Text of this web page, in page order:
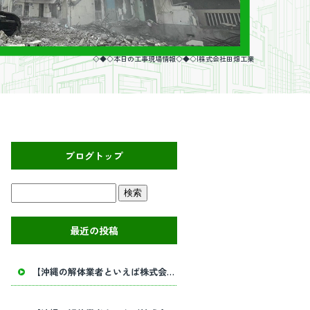
◇◆◇本日の工事現場情報◇◆◇|株式会社田畑工業
ブログトップ
最近の投稿
【沖縄の解体業者といえば株式会社田畑工業】内部解体工事・建物解体工事の事ならお任せください！